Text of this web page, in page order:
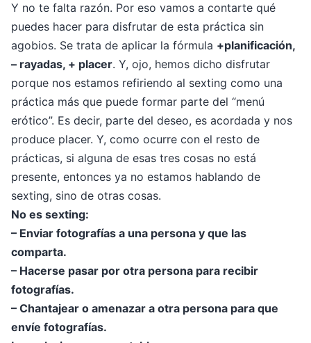
Y no te falta razón. Por eso vamos a contarte qué
puedes hacer para disfrutar de esta práctica sin
agobios. Se trata de aplicar la fórmula +planificación,
– rayadas, + placer. Y, ojo, hemos dicho disfrutar
porque nos estamos refiriendo al sexting como una
práctica más que puede formar parte del “menú
erótico”. Es decir, parte del deseo, es acordada y nos
produce placer. Y, como ocurre con el resto de
prácticas, si alguna de esas tres cosas no está
presente, entonces ya no estamos hablando de
sexting, sino de otras cosas.
No es sexting:
– Enviar fotografías a una persona y que las
comparta.
– Hacerse pasar por otra persona para recibir
fotografías.
– Chantajear o amenazar a otra persona para que
envíe fotografías.